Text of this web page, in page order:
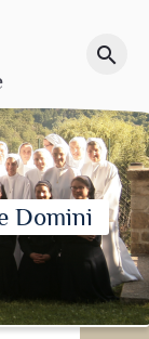
search
Domini